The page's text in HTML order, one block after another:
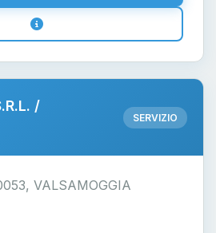
/
SERVIZIO
VALSAMOGGIA